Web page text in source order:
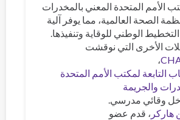
الأمم المتحدة المعني بالمخدرات
الصحة العالمية، مما يوفر آلية
الوطني للوقاية وتنفيذها.
الأخرى التي نوقشت
،
التابعة لمكتب الأمم المتحدة
والجريمة
وقائي مدرسي.
هاركر ، قدم عضو